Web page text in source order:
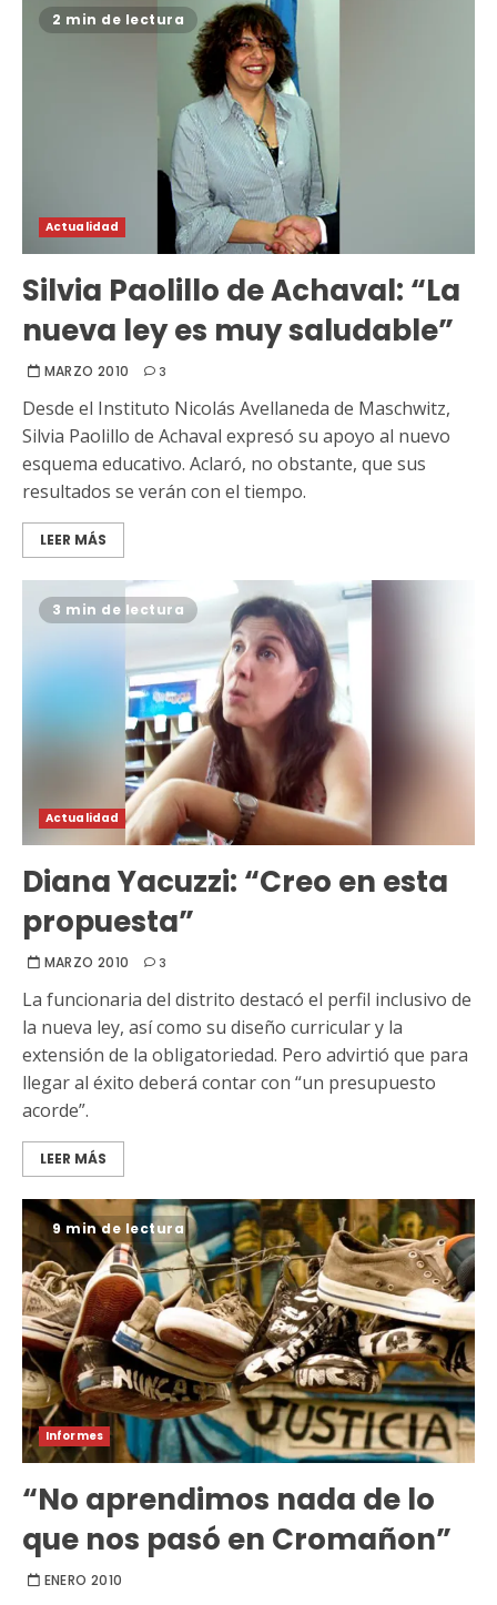
2 min de lectura
Actualidad
Silvia Paolillo de Achaval: “La
nueva ley es muy saludable”
MARZO 2010 3
Desde el Instituto Nicolás Avellaneda de Maschwitz,
Silvia Paolillo de Achaval expresó su apoyo al nuevo
esquema educativo. Aclaró, no obstante, que sus
resultados se verán con el tiempo.
LEER MÁS
3 min de lectura
Actualidad
Diana Yacuzzi: “Creo en esta
propuesta”
MARZO 2010 3
La funcionaria del distrito destacó el perfil inclusivo de
la nueva ley, así como su diseño curricular y la
extensión de la obligatoriedad. Pero advirtió que para
llegar al éxito deberá contar con “un presupuesto
acorde”.
LEER MÁS
9 min de lectura
Informes
“No aprendimos nada de lo
que nos pasó en Cromañon”
ENERO 2010